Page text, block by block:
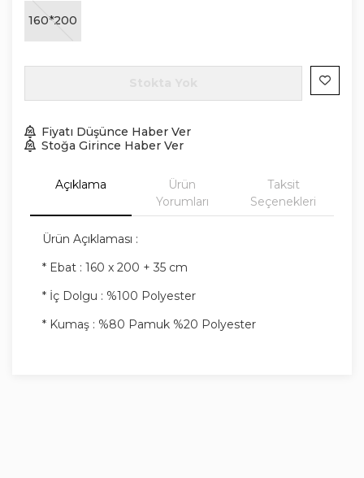
160*200
Fiyatı Düşünce Haber Ver
Stoğa Girince Haber Ver
Açıklama
Ürün
Yorumları
Taksit
Seçenekleri
Ürün Açıklaması :
* Ebat : 160 x 200 + 35 cm
* İç Dolgu : %100 Polyester
* Kumaş : %80 Pamuk %20 Polyester